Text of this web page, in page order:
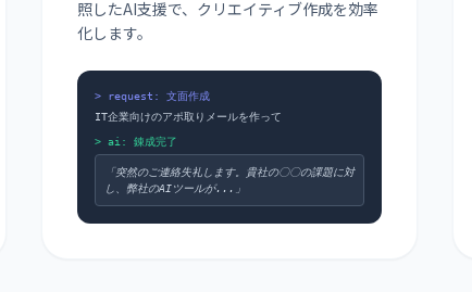
照したAI支援で、クリエイティブ作成を効率
化します。
> request: 文面作成
IT企業向けのアポ取りメールを作って
> ai: 錬成完了
「突然のご連絡失礼します。貴社の〇〇の課題に対
し、弊社のAIツールが...」